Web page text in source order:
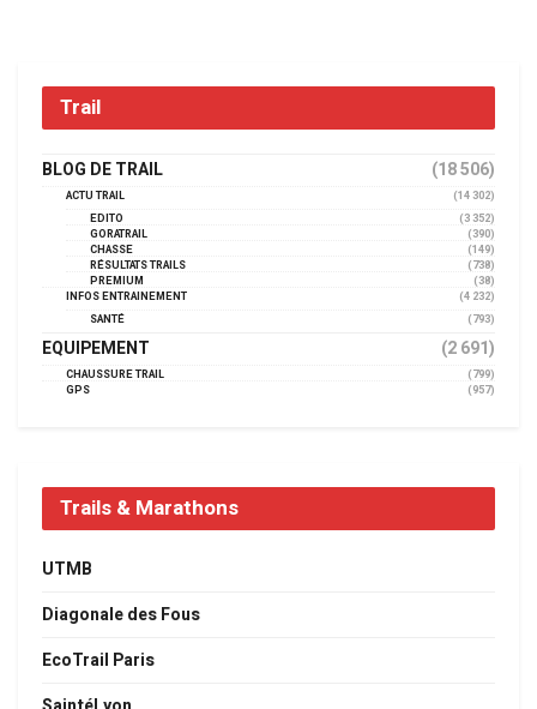
Trail
BLOG DE TRAIL (18 506)
ACTU TRAIL
(14 302)
EDITO
(3 352)
GORATRAIL
(390)
CHASSE
(149)
RÉSULTATS TRAILS
(738)
PREMIUM
(38)
INFOS ENTRAINEMENT
(4 232)
SANTÉ
(793)
EQUIPEMENT (2 691)
CHAUSSURE TRAIL
(799)
GPS
(957)
Trails & Marathons
UTMB
Diagonale des Fous
EcoTrail Paris